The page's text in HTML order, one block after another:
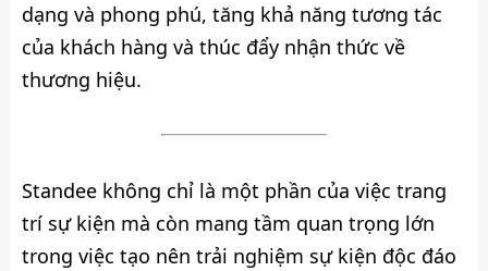
dạng và phong phú, tăng khả năng tương tác
của khách hàng và thúc đẩy nhận thức về
thương hiệu.
Standee không chỉ là một phần của việc trang
trí sự kiện mà còn mang tầm quan trọng lớn
trong việc tạo nên trải nghiệm sự kiện độc đáo